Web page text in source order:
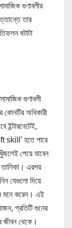
গুণাবলীর
তার
ঘটাটা
গুণাবলী
কোনটির অধিকারী
ইন্টারনেটেই,
skill’ হতে পারে
পেয়ে যাবেন
তালিকা। এরপর
যেগুলো দিয়ে
মনে করেন। এই
প্রতিটি গুনের
জীবন থেকে।